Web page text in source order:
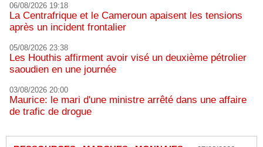
06/08/2026 19:18
La Centrafrique et le Cameroun apaisent les tensions
après un incident frontalier
05/08/2026 23:38
Les Houthis affirment avoir visé un deuxième pétrolier
saoudien en une journée
03/08/2026 20:00
Maurice: le mari d'une ministre arrêté dans une affaire
de trafic de drogue